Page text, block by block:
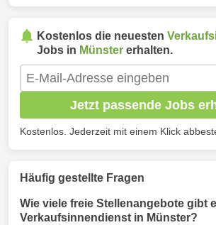
Kostenlos die neuesten
Jobs in Münster erhalten.
Jetzt passende Jobs
Kostenlos. Jederzeit mit einem Klick
Häufig gestellte Fragen
Wie viele freie Stellenangebote gibt
Verkaufsinnendienst in Münster?